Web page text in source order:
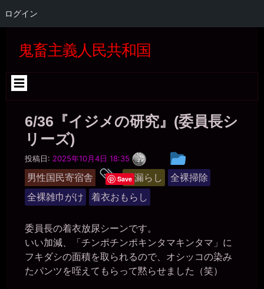
ログイン
ン
テ
ス
ッ
鬼畜主義人民共和国
6/36『イジメの研究』(委員長シ
リーズ)
投稿日: 2025年10月4日 18:35
枚
の
銀
貨
稿
グ
男性国民寄宿舎
タ
グ
お漏らし
全裸掃除
全裸雑巾がけ
着衣おもらし
委員長の着衣放尿シーンです。
いい加減、「チンポチンポキンタマキンタマ」に
フキダシの面積を取られるので、オシッコの染み
たパンツを咥えてもらって黙らせました（笑）
2026年6月28日 - 20:07
miiki0119
うう。。また経験人数が3人も増えちゃって。。しかもゼミの男性た
ちとの接触もなく流れで。。ほんとに公衆便女になっちゃう。。
2026年6月28日 - 20:09
そして、この報告を書きながらマンコを濡らして、投稿した後にも
オナニーしたと(￣▽￣)
2026年6月28日 - 20:09
うう。。
一枚の銀貨
2026年6月28日 - 20:11
の女性に較べりゃ汚物も同然。
miiki0119
2026年6月28日 - 20:11
うう。。恥ずかしいです。。
一枚の銀貨
Save